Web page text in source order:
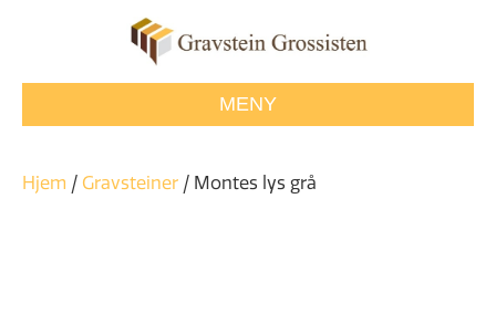
MENY
Hjem / Gravsteiner / Montes lys grå